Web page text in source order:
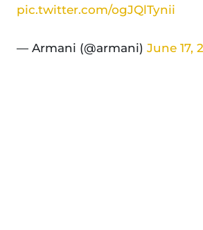
pic.twitter.com/ogJQlTynii
— Armani (@armani) June 17,